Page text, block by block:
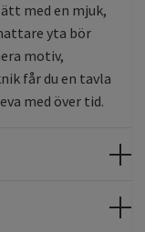
med en mjuk,
yta bör
motiv,
får du en tavla
med över tid.